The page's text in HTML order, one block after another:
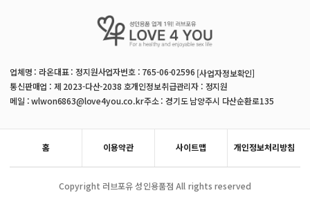
업체명 : 라온대표 : 정지원사업자번호 : 765-06-02596 [사업자정보확인]
통신판매업 : 제 2023-다산-2038 호개인정보취급관리자 : 정지원
메일 : wlwon6863@love4you.co.kr주소 : 경기도 남양주시 다산순환로135
홈 이용약관 사이트맵 개인정보처리방침
Copyright 러브포유 성인용품점 All rights reserved